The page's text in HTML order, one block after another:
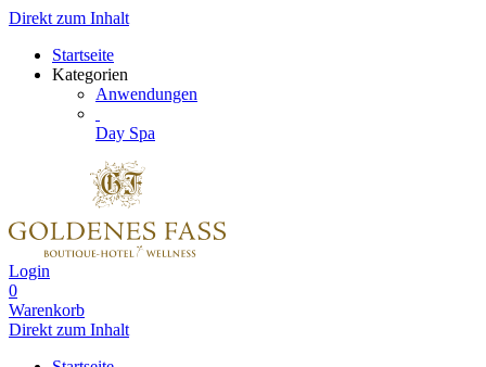
Direkt zum Inhalt
Startseite
Kategorien
Anwendungen
Day Spa
Login
0
Warenkorb
Direkt zum Inhalt